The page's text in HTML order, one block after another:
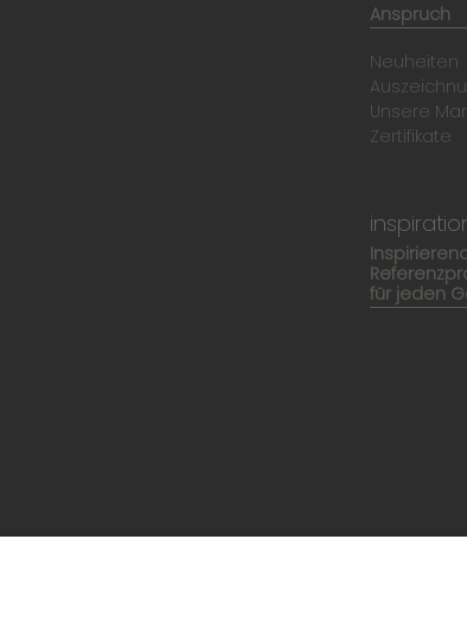
Anspruch
Neuheiten
Unsere
Zertifikate
für jeden